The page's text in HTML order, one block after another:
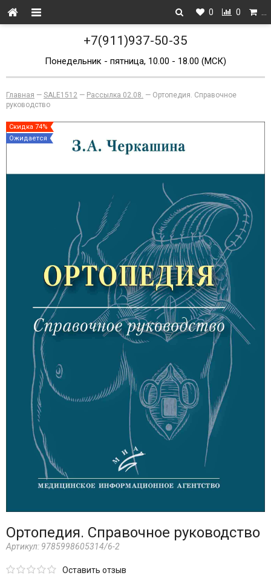
0 0
+7(911)937-50-35
Понедельник - пятница, 10.00 - 18.00 (МСК)
Главная — SALE1512 — Рассылка 02.08. — Ортопедия. Справочное
руководство
Скидка 74%
Ожидается
Ортопедия. Справочное руководство
Артикул: 9785998605314/6-2
Оставить отзыв